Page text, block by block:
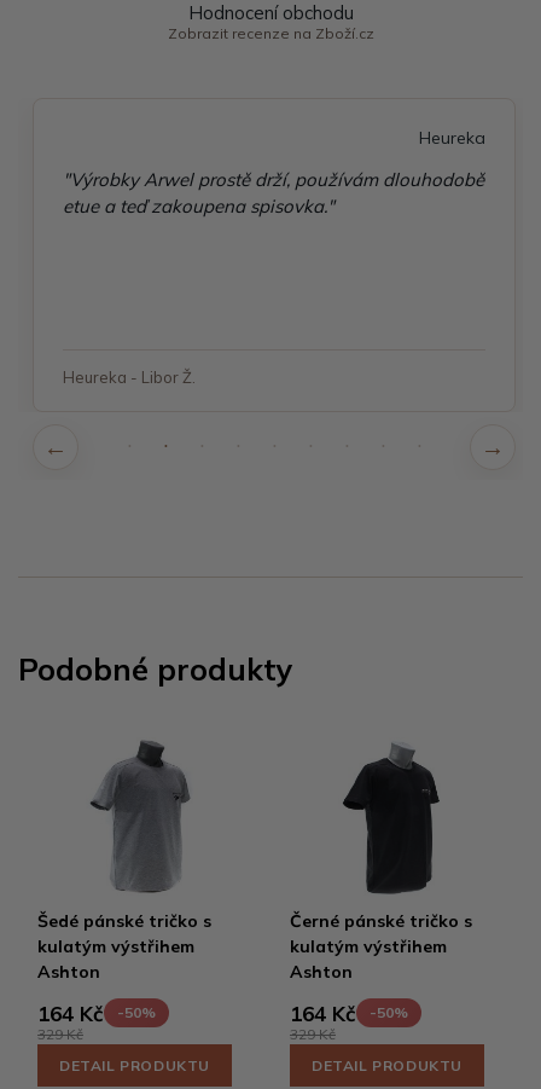
Hodnocení obchodu
Zobrazit recenze na Zboží.cz
Heureka
"Výrobky Arwel prostě drží, používám dlouhodobě
etue a teď zakoupena spisovka."
Heureka - Libor Ž.
Podobné produkty
Šedé pánské tričko s
kulatým výstřihem
Ashton
164 Kč
-50%
329 Kč
DETAIL PRODUKTU
Černé pánské tričko s
kulatým výstřihem
Ashton
164 Kč
-50%
329 Kč
DETAIL PRODUKTU